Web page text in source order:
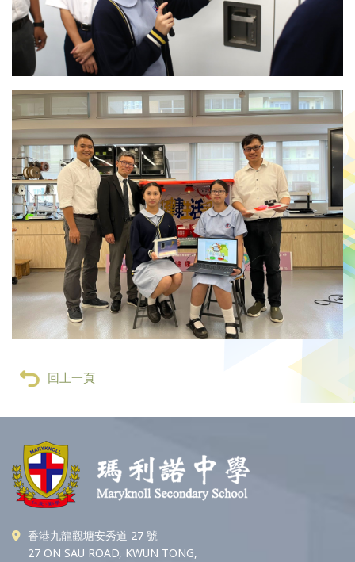
回上一頁
香港九龍觀塘安秀道 27 號
27 ON SAU ROAD, KWUN TONG,